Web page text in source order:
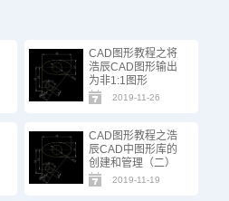
CAD图形教程之将
浩辰CAD图形输出
为非1:1图形
2019-11-26
CAD图形教程之浩
辰CAD中图形库的
创建和管理（二）
2019-11-19